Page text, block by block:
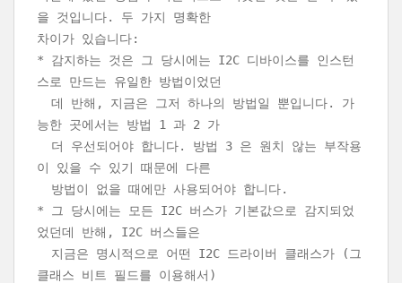
을 것입니다. 두 가지 명확한
차이가 있습니다:
* 감지하는 것은 그 당시에는 I2C 디바이스를 인스턴
스로 만드는 유일한 방법이었던
데 반해, 지금은 그저 하나의 방법일 뿐입니다. 가
능한 곳에서는 방법 1 과 2 가
더 우선되어야 합니다. 방법 3 은 원치 않는 부작용
이 있을 수 있기 때문에 다른
방법이 없을 때에만 사용되어야 합니다.
* 그 당시에는 모든 I2C 버스가 기본값으로 감지되었
었던데 반해, I2C 버스들은
지금은 명시적으로 어떤 I2C 드라이버 클래스가 (그
클래스 비트 필드를 이용해서)